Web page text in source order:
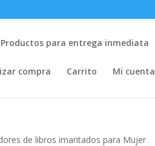
Productos para entrega inmediata
compra Carrito Mi cuenta
de libros imantados para Mujer